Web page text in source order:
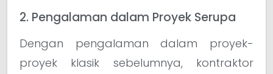
2. Pengalaman dalam Proyek Serupa
Dengan pengalaman dalam proyek-
proyek klasik sebelumnya, kontraktor